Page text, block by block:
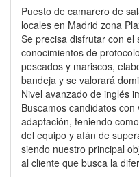
Puesto de camarero de
locales en Madrid zona
Se precisa disfrutar con el
conocimientos de
pescados y mariscos,
bandeja y se valorará
Nivel avanzado de inglés
Buscamos candidatos
adaptación, teniendo
del equipo y afán de
siendo nuestro principal
al cliente que busca la